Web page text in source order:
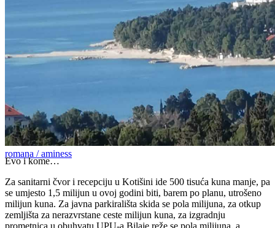
romana / aminess
Evo i kome…
Za sanitarni čvor i recepciju u Kotišini ide 500 tisuća kuna manje, pa
se umjesto 1,5 milijun u ovoj godini biti, barem po planu, utrošeno
milijun kuna. Za javna parkirališta skida se pola milijuna, za otkup
zemljišta za nerazvrstane ceste milijun kuna, za izgradnju
prometnica u obuhvatu UPU-a Bilaje reže se pola milijuna, a